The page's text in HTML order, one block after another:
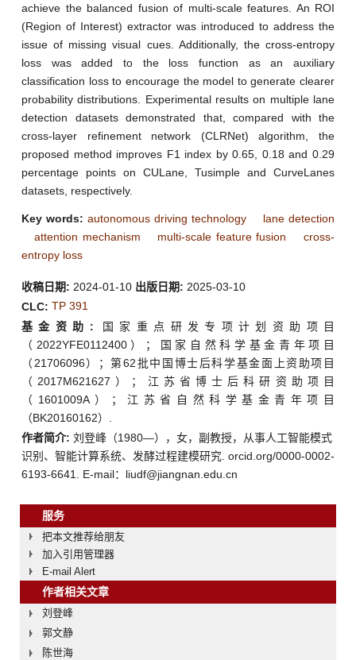
achieve the balanced fusion of multi-scale features. An ROI
(Region of Interest) extractor was introduced to address the
issue of missing visual cues. Additionally, the cross-entropy
loss was added to the loss function as an auxiliary
classification loss to encourage the model to generate clearer
probability distributions. Experimental results on multiple lane
detection datasets demonstrated that, compared with the
cross-layer refinement network (CLRNet) algorithm, the
proposed method improves F1 index by 0.65, 0.18 and 0.29
percentage points on CULane, Tusimple and CurveLanes
datasets, respectively.
Key words: autonomous driving technology
lane detection
attention mechanism
multi-scale feature fusion
cross-
entropy loss
收稿日期: 2024-01-10 出版日期: 2025-03-10
CLC: TP 391
基金资助: 国家重点研发专项计划资助项目
（2022YFE0112400）；国家自然科学基金青年项目
（21706096）；第62批中国博士后科学基金面上资助项目
（2017M621627）；江苏省博士后科研资助项目
（1601009A）；江苏省自然科学基金青年项目
（BK20160162）.
作者简介: 刘登峰（1980—），女，副教授，从事人工智能模式
识别、智能计算系统、发酵过程建模研究. orcid.org/0000-0002-
6193-6641. E-mail： liudf@jiangnan.edu.cn
服务
把本文推荐给朋友
加入引用管理器
E-mail Alert
作者相关文章
刘登峰
郭文静
陈世海